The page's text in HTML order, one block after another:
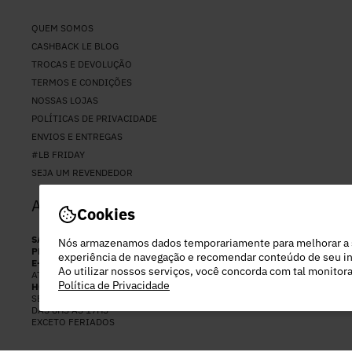
Cookies
Nós armazenamos dados temporariamente para melhorar a
experiência de navegação e recomendar conteúdo de seu
Ao utilizar nossos serviços, você concorda com tal
Política de Privacidade
QUEM SOMOS
CASHBACK LE BLOG
TROCAS E DEVOLUÇÃO
TERMOS E CONDIÇÕES
NOSSAS LOJAS
POLÍTICAS DE PRIVACIDADE
ENVIOS E ENTREGAS
#LB FRIDAY
SEJA UM REVENDEDOR
ATENDIMENTO
SAC
(11) 94037-2794
PERSONAL SHOPPER
(11) 97282-2892
E-MAIL
ATENDIMENTO@LEBLOGSTORE.COM.BR
HORÁRIO DE ATENDIMENTO:
SEGUNDA A SEX
DAS 8HS ÀS 17HS
EXCETO FERIADOS